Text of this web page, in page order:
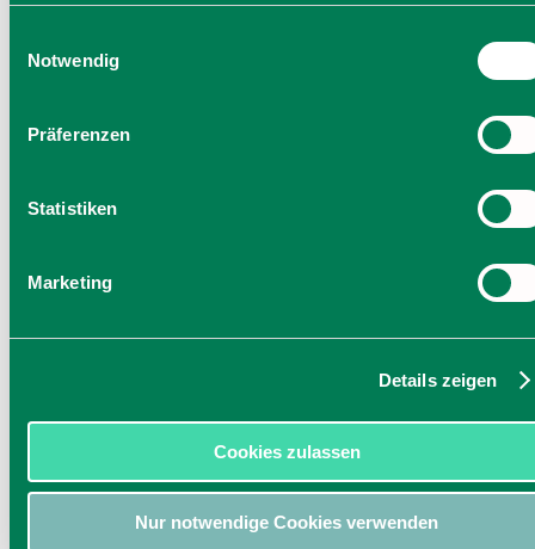
weiterhin nutzen.
Notwendig
Präferenzen
Statistiken
Marketing
Details zeigen
Cookies zulassen
Nur notwendige Cookies verwenden